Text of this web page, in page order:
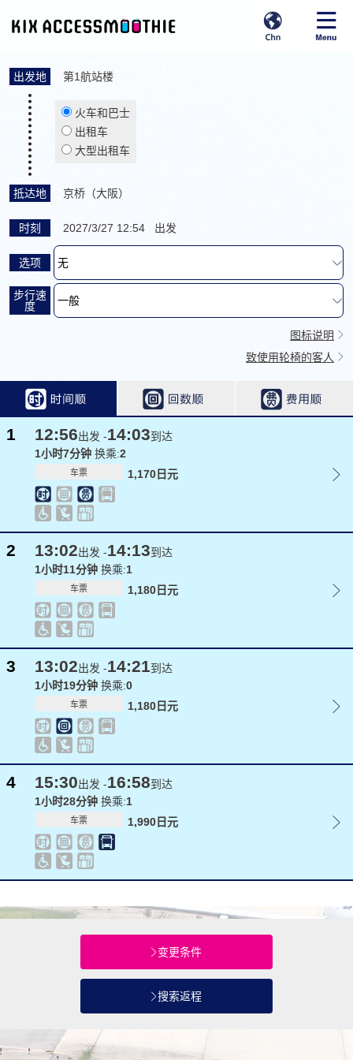
出发地 第1航站楼
火车和巴士
出租车
大型出租车
抵达地 京桥（大阪）
时刻 2027/3/27 12:54 出发
选项
步行速
度
图标说明
致使用轮椅的客人
1 12:56出发 -14:03到达
1小时7分钟 换乘:2
车票 1,170日元
2 13:02出发 -14:13到达
1小时11分钟 换乘:1
车票 1,180日元
3 13:02出发 -14:21到达
1小时19分钟 换乘:0
车票 1,180日元
4 15:30出发 -16:58到达
1小时28分钟 换乘:1
车票 1,990日元
变更条件
搜索返程